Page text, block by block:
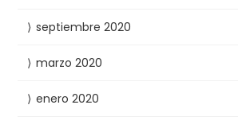
septiembre 2020
marzo 2020
enero 2020